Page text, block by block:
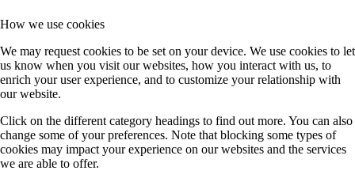
How we use cookies
We may request cookies to be set on your device. We use cookies to let
us know when you visit our websites, how you interact with us, to
enrich your user experience, and to customize your relationship with
our website.
Click on the different category headings to find out more. You can also
change some of your preferences. Note that blocking some types of
cookies may impact your experience on our websites and the services
we are able to offer.